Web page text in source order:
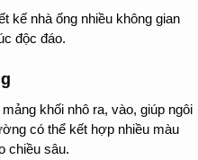
kế nhà ống nhiều không gian
độc đáo.
khối nhô ra, vào, giúp ngôi
có thể kết hợp nhiều màu
chiều sâu.